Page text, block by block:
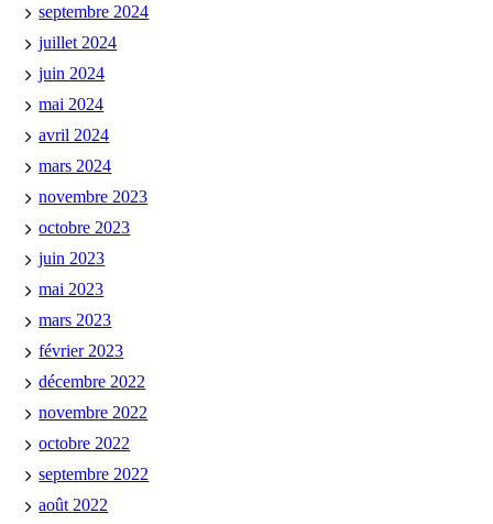
septembre 2024
juillet 2024
juin 2024
mai 2024
avril 2024
mars 2024
novembre 2023
octobre 2023
juin 2023
mai 2023
mars 2023
février 2023
décembre 2022
novembre 2022
octobre 2022
septembre 2022
août 2022